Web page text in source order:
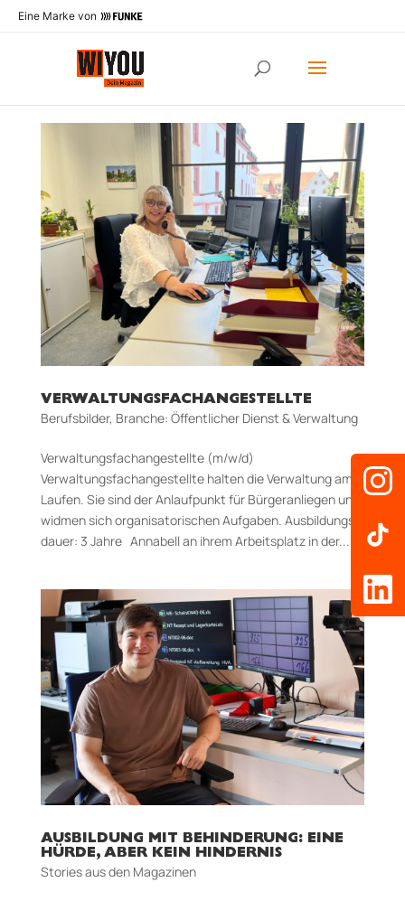
Eine Marke von
VERWALTUNGSFACHANGESTELLTE
Berufsbilder, Branche: Öffentlicher Dienst & Verwaltung
Verwaltungsfachangestellte (m/w/d)
Verwaltungsfachangestellte halten die Verwaltung am
Laufen. Sie sind der Anlaufpunkt für Bürgeranliegen und
widmen sich organisatorischen Aufgaben. Aus­bildungs­
dauer: 3 Jahre Annabell an ihrem Arbeitsplatz in der...
AUSBILDUNG MIT BEHINDERUNG: EINE
HÜRDE, ABER KEIN HINDERNIS
Stories aus den Magazinen